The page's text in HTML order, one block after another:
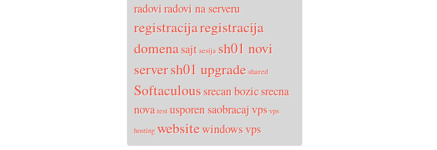
radoviradovi na serveru
registracijaregistracija
domenasajt sesija sh01 novi
serversh01 upgrade shared
Softaculoussrecan bozicsrecna
nova test usporen saobracajvps vps
hosting websitewindows vps